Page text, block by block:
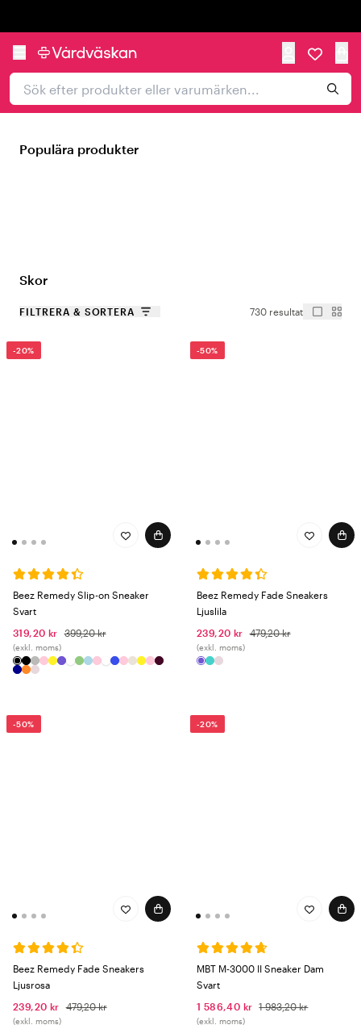
Populära produkter
Skor
FILTRERA & SORTERA 730 resultat
-20%
Beez Remedy Slip-on Sneaker
Svart
319,20 kr
399,20 kr
(exkl. moms)
-50%
Beez Remedy Fade Sneakers
Ljuslila
239,20 kr
479,20 kr
(exkl. moms)
-50%
Beez Remedy Fade Sneakers
Ljusrosa
239,20 kr
479,20 kr
(exkl. moms)
-20%
MBT M-3000 II Sneaker Dam
Svart
1 586,40 kr
1 983,20 kr
(exkl. moms)